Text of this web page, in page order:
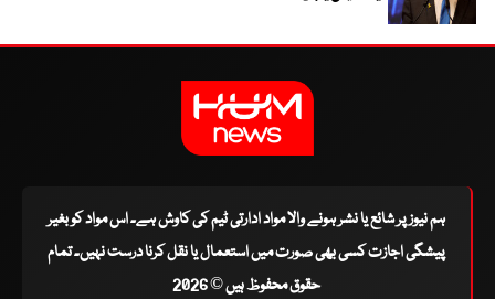
ہم نیوز پر شائع یا نشر ہونے والا مواد ادارتی ٹیم کی کاوش ہے۔ اس مواد کو بغیر
پیشگی اجازت کسی بھی صورت میں استعمال یا نقل کرنا درست نہیں۔ تمام
حقوق محفوظ ہیں © 2026